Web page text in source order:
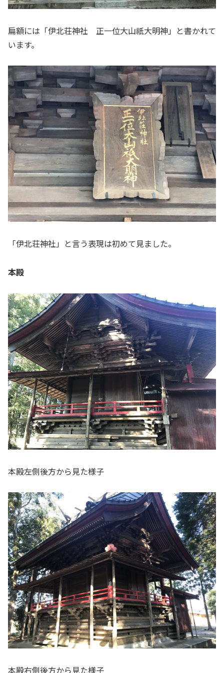
扁額には「伊北荘神社 正一位大山祇大明神」と書かれて
います。
「伊北荘神社」と言う表現は初めて見ました。
本殿
本殿左側後方から見た様子
本殿右側後方から見た様子